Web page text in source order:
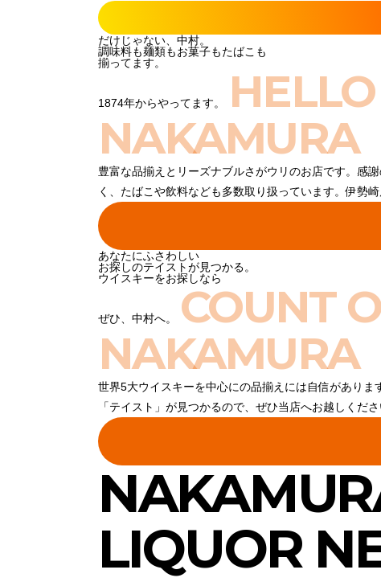
だけじゃない、中村。
調味料も麺類もお菓子もたばこも
揃ってます。
1874年からやってます。
HELLO
NAKAMURA
豊富な品揃えとリーズナブルさがウリのお店です。感
く、たばこや飲料なども多数取り扱っています。伊勢
あなたにふさわしい
お探しのテイストが見つかる。
ウイスキーをお探しなら
ぜひ、中村へ。
COUNT
NAKAMURA
世界5大ウイスキーを中心にの品揃えには自信があり
「テイスト」が見つかるので、ぜひ当店へお越しくださ
LIQUOR